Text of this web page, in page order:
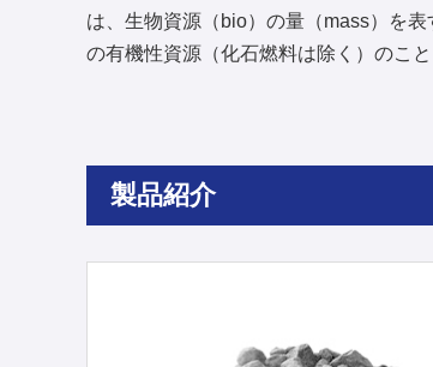
は、生物資源（bio）の量（mass）を
の有機性資源（化石燃料は除く）のこと
製品紹介